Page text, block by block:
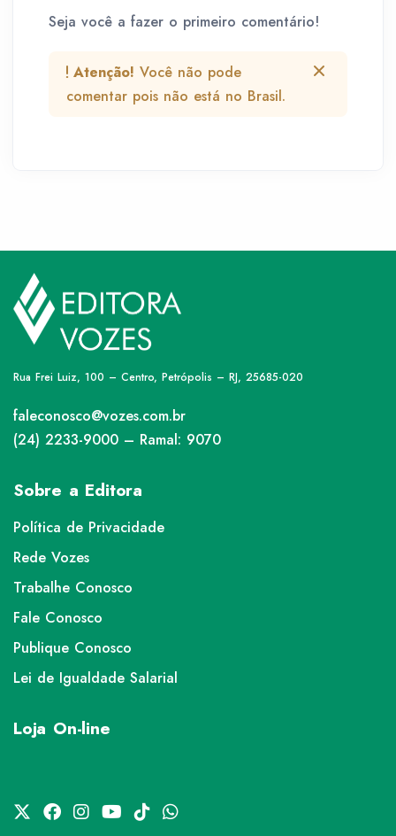
Seja você a fazer o primeiro comentário!
Atenção! Você não pode
comentar pois não está no Brasil.
Rua Frei Luiz, 100 – Centro, Petrópolis – RJ, 25685-020
faleconosco@vozes.com.br
(24) 2233-9000 – Ramal: 9070
Sobre a Editora
Política de Privacidade
Rede Vozes
Trabalhe Conosco
Fale Conosco
Publique Conosco
Lei de Igualdade Salarial
Loja On-line